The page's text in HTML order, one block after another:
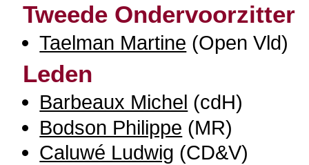
Tweede Ondervoorzitter
Taelman Martine (Open Vld)
Leden
Barbeaux Michel (cdH)
Bodson Philippe (MR)
Caluwé Ludwig (CD&V)